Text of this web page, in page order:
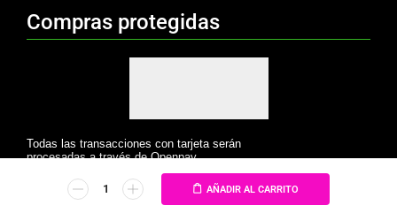
AÑADIR AL CARRITO
Compras protegidas
Todas las transacciones con tarjeta serán
procesadas a través de Openpay.